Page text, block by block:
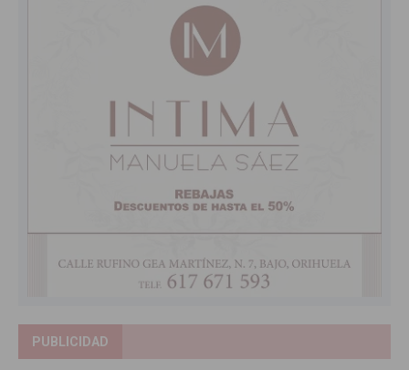
PUBLICIDAD